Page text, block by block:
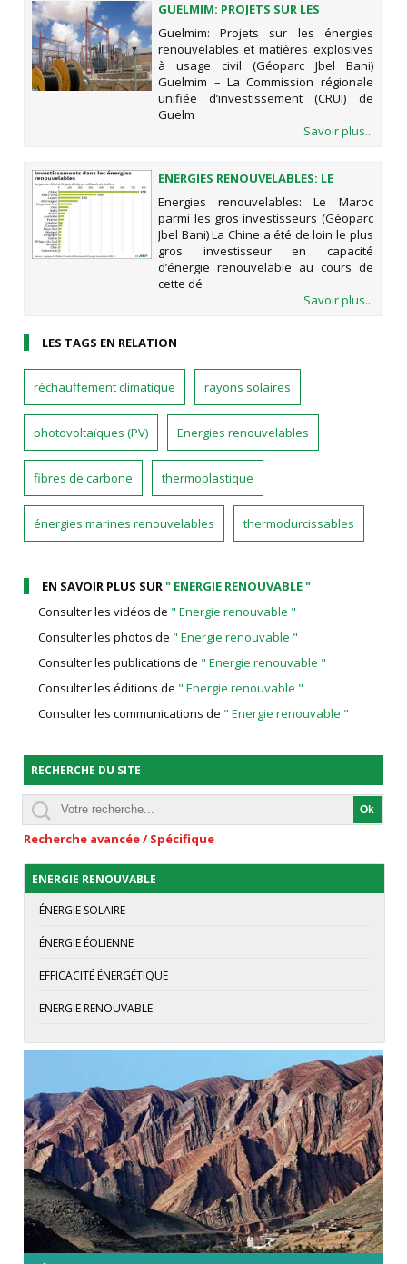
GUELMIM: PROJETS SUR LES
ÉNERGIES RENOUVELABLES ET
MATIÈRES EXPLOSIVES À USAGE
CIVIL (GÉOPARC JBEL BANI)
Guelmim: Projets sur les énergies
renouvelables et matières explosives
à usage civil (Géoparc Jbel Bani)
Guelmim – La Commission régionale
unifiée d’investissement (CRUI) de
Guelm
Savoir plus...
ENERGIES RENOUVELABLES: LE
MAROC PARMI LES GROS
INVESTISSEURS (GÉOPARC JBEL
BANI)
Energies renouvelables: Le Maroc
parmi les gros investisseurs (Géoparc
Jbel Bani) La Chine a été de loin le plus
gros investisseur en capacité
d’énergie renouvelable au cours de
cette dé
Savoir plus...
LES TAGS EN RELATION
réchauffement climatique rayons solaires
photovoltaïques (PV) Energies renouvelables
fibres de carbone thermoplastique
énergies marines renouvelables thermodurcissables
EN SAVOIR PLUS SUR" ENERGIE RENOUVABLE "
Consulter les vidéos de " Energie renouvable "
Consulter les photos de " Energie renouvable "
Consulter les publications de " Energie renouvable "
Consulter les éditions de " Energie renouvable "
Consulter les communications de " Energie renouvable "
RECHERCHE DU SITE
Recherche avancée / Spécifique
ENERGIE RENOUVABLE
ÉNERGIE SOLAIRE
ÉNERGIE ÉOLIENNE
EFFICACITÉ ÉNERGÉTIQUE
ENERGIE RENOUVABLE